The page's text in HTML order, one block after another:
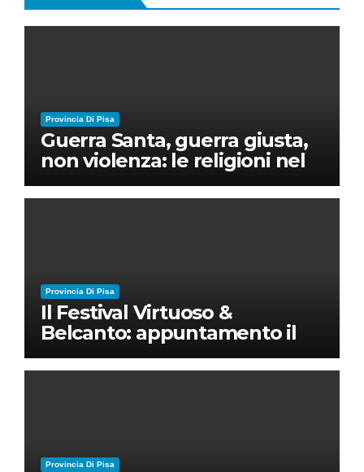
Provincia Di Pisa
Guerra Santa, guerra giusta,
non violenza: le religioni nel
nuovo disordine mondiale
Provincia Di Pisa
Il Festival Virtuoso &
Belcanto: appuntamento il
28 luglio a Palazzo Blu con
Ruben Micieli
Provincia Di Pisa